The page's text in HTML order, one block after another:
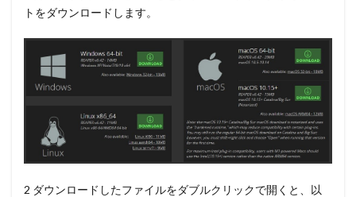
4.1
る
音源
を編
集す
る
4.3
トをダウンロード します。
2 ダウンロードしたファイルをダブルクリックで開くと、以